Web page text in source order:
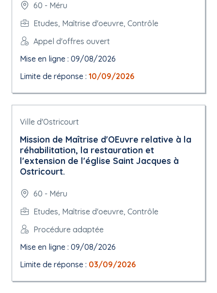
60 - Méru
Etudes, Maîtrise d'oeuvre, Contrôle
Appel d'offres ouvert
Mise en ligne : 09/08/2026
Limite de réponse : 10/09/2026
Ville d'Ostricourt
Mission de Maîtrise d'OEuvre relative à la
réhabilitation, la restauration et
l'extension de l'église Saint Jacques à
Ostricourt.
60 - Méru
Etudes, Maîtrise d'oeuvre, Contrôle
Procédure adaptée
Mise en ligne : 09/08/2026
Limite de réponse : 03/09/2026